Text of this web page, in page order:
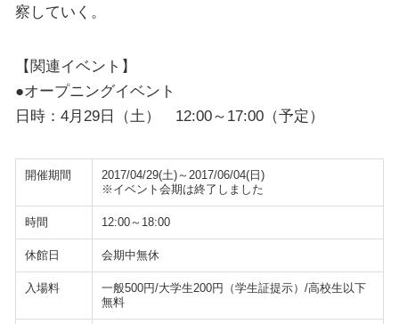
察していく。
【関連イベント】
●オープニングイベント
日時：4月29日（土） 12:00～17:00（予定）
開催期間
2017/04/29(土)～2017/06/04(日)
※イベント会期は終了しました
時間 12:00～18:00
休館日 会期中無休
入場料
一般500円/大学生200円（学生証提示）/高校生以下
無料